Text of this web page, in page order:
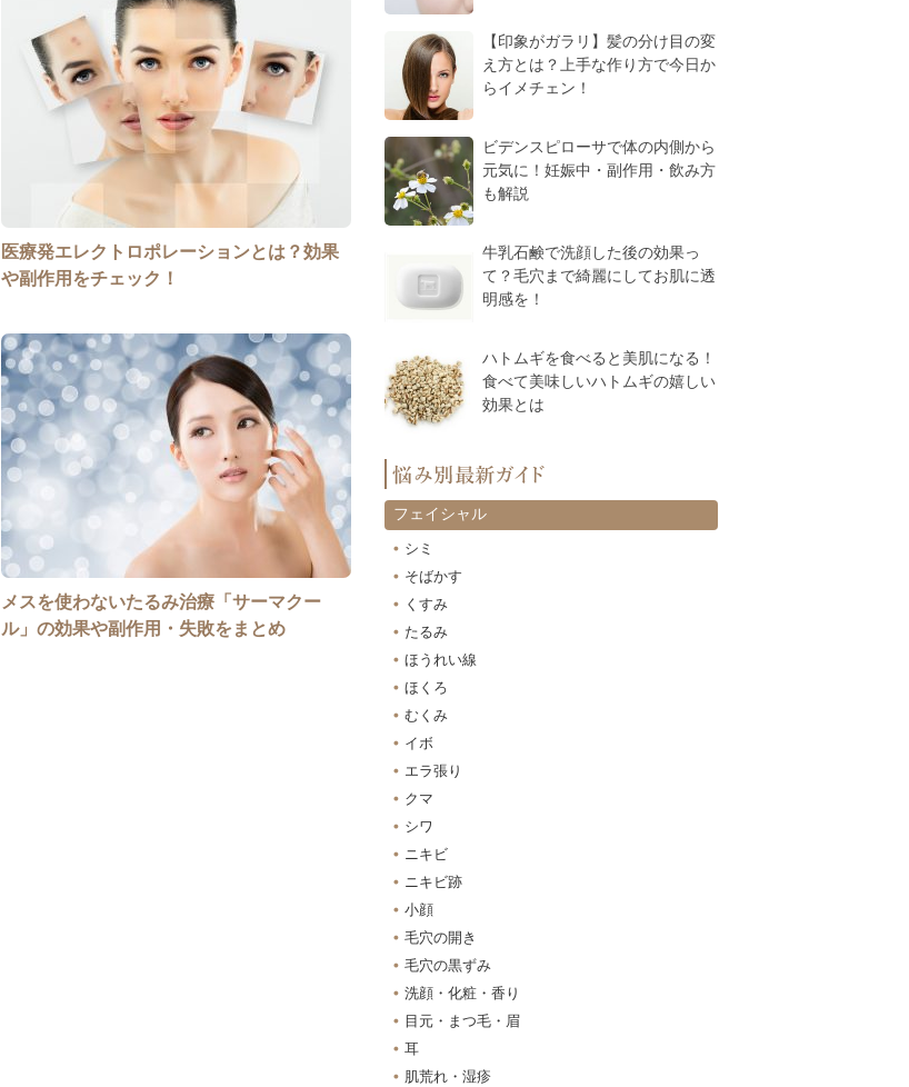
医療発エレクトロポレーションとは？効果
や副作用をチェック！
メスを使わないたるみ治療「サーマクー
ル」の効果や副作用・失敗をまとめ
【印象がガラリ】髪の分け目の変
え方とは？上手な作り方で今日か
らイメチェン！
ビデンスピローサで体の内側から
元気に！妊娠中・副作用・飲み方
も解説
牛乳石鹸で洗顔した後の効果っ
て？毛穴まで綺麗にしてお肌に透
明感を！
ハトムギを食べると美肌になる！
食べて美味しいハトムギの嬉しい
効果とは
フェイシャル
シミ
そばかす
くすみ
たるみ
ほうれい線
ほくろ
むくみ
イボ
エラ張り
クマ
シワ
ニキビ
ニキビ跡
小顔
毛穴の開き
毛穴の黒ずみ
洗顔・化粧・香り
目元・まつ毛・眉
耳
肌荒れ・湿疹